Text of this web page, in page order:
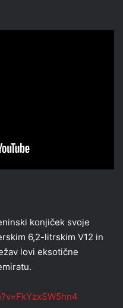
konjiček svoje
6,2-litrskim V12 in
lovi eksotične